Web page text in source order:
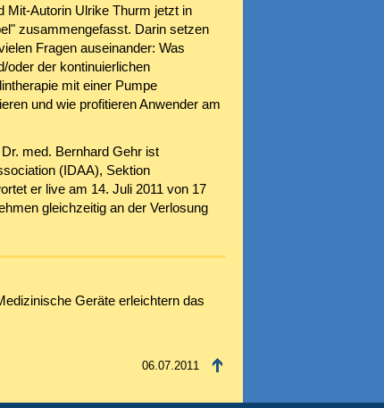
Mit-Autorin Ulrike Thurm jetzt in
zusammengefasst. Darin setzen
Fragen auseinander: Was
oder der kontinuierlichen
mit einer Pumpe
und wie profitieren Anwender am
med. Bernhard Gehr ist
(IDAA), Sektion
er live am 14. Juli 2011 von 17
gleichzeitig an der Verlosung
Geräte erleichtern das
06.07.2011